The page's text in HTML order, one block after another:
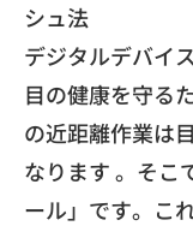
シュ法
デジタルデバイ
目の健康を守る
の近距離作業は
なります 。そこ
ール」です。こ